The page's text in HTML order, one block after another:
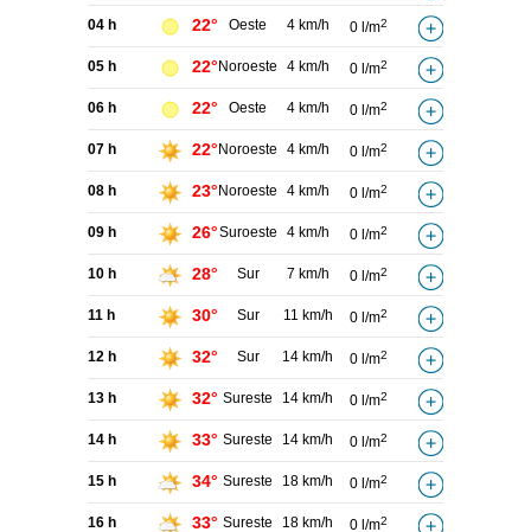
04 h 22° Oeste 4 km/h 0 l/m2
05 h 22° Noroeste 4 km/h 0 l/m2
06 h 22° Oeste 4 km/h 0 l/m2
07 h 22° Noroeste 4 km/h 0 l/m2
08 h 23° Noroeste 4 km/h 0 l/m2
09 h 26°Suroeste 4 km/h 0 l/m2
10 h 28° Sur 7 km/h 0 l/m2
11 h 30° Sur 11 km/h 0 l/m2
12 h 32° Sur 14 km/h 0 l/m2
13 h 32° Sureste 14 km/h 0 l/m2
14 h 33° Sureste 14 km/h 0 l/m2
15 h 34° Sureste 18 km/h 0 l/m2
16 h 33° Sureste 18 km/h 0 l/m2